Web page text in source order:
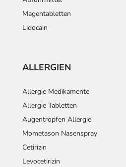
Magentabletten
Lidocain
ALLERGIEN
Allergie Medikamente
Allergie Tabletten
Augentropfen Allergie
Mometason Nasenspray
Cetirizin
Levocetirizin